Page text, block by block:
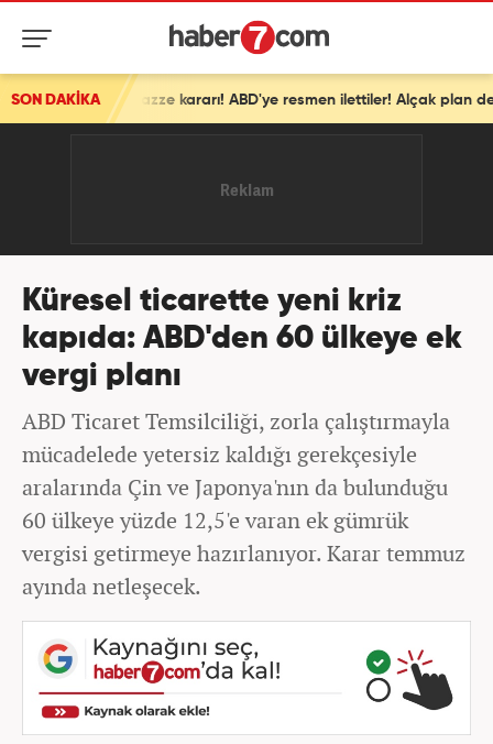
SON DAKİKA
kararı! ABD'ye resmen ilettiler! Alçak plan devrede
Küresel ticarette yeni kriz
kapıda: ABD'den 60 ülkeye ek
vergi planı
ABD Ticaret Temsilciliği, zorla çalıştırmayla
mücadelede yetersiz kaldığı gerekçesiyle
aralarında Çin ve Japonya'nın da bulunduğu
60 ülkeye yüzde 12,5'e varan ek gümrük
vergisi getirmeye hazırlanıyor. Karar temmuz
ayında netleşecek.